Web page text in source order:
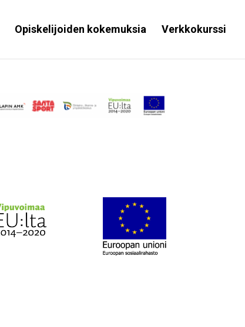
Opiskelijoiden kokemuksia Verkkokurssi